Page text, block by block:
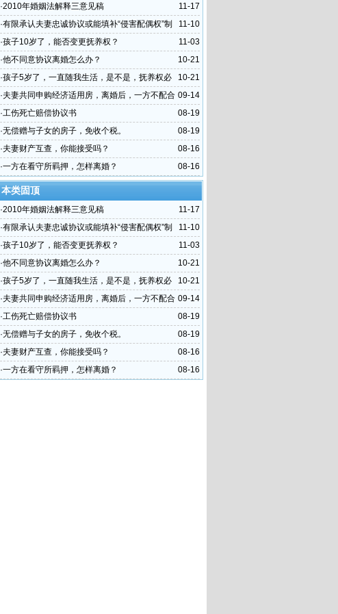
11-17
·2010年婚姻法解释三意见稿
11-10
·有限承认夫妻忠诚协议或能填补“侵害配偶权”制
度空缺
11-03
·孩子10岁了，能否变更抚养权？
10-21
·他不同意协议离婚怎么办？
10-21
·孩子5岁了，一直随我生活，是不是，抚养权必
然给我？
09-14
·夫妻共同申购经济适用房，离婚后，一方不配合
过户怎么办？
08-19
·工伤死亡赔偿协议书
08-19
·无偿赠与子女的房子，免收个税。
08-16
·夫妻财产互查，你能接受吗？
08-16
·一方在看守所羁押，怎样离婚？
本类固顶
11-17
·2010年婚姻法解释三意见稿
11-10
·有限承认夫妻忠诚协议或能填补“侵害配偶权”制
度空缺
11-03
·孩子10岁了，能否变更抚养权？
10-21
·他不同意协议离婚怎么办？
10-21
·孩子5岁了，一直随我生活，是不是，抚养权必
然给我？
09-14
·夫妻共同申购经济适用房，离婚后，一方不配合
过户怎么办？
08-19
·工伤死亡赔偿协议书
08-19
·无偿赠与子女的房子，免收个税。
08-16
·夫妻财产互查，你能接受吗？
08-16
·一方在看守所羁押，怎样离婚？